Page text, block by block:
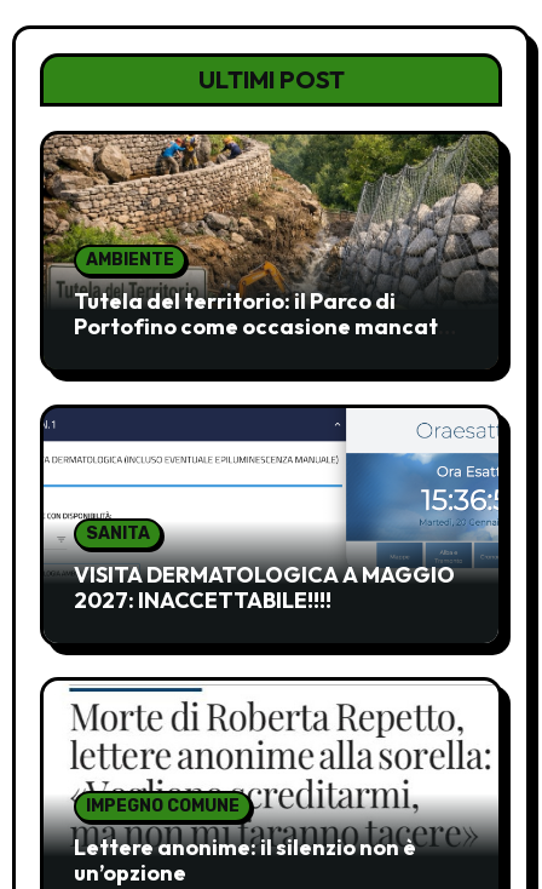
ULTIMI POST
AMBIENTE
Tutela del territorio: il Parco di
Portofino come occasione mancata
SANITA
VISITA DERMATOLOGICA A MAGGIO
2027: INACCETTABILE!!!!
IMPEGNO COMUNE
Lettere anonime: il silenzio non è
un’opzione